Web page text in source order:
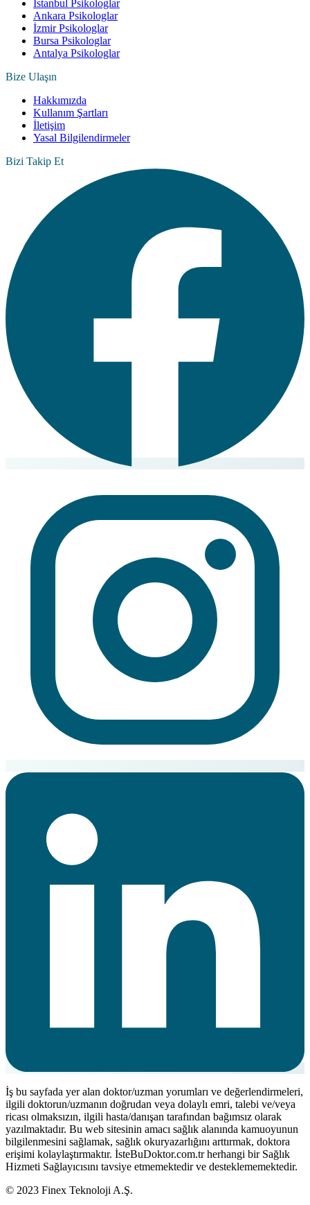
İstanbul Psikologlar
Ankara Psikologlar
İzmir Psikologlar
Bursa Psikologlar
Antalya Psikologlar
Bize Ulaşın
Hakkımızda
Kullanım Şartları
İletişim
Yasal Bilgilendirmeler
Bizi Takip Et
İş bu sayfada yer alan doktor/uzman yorumları ve değerlendirmeleri,
ilgili doktorun/uzmanın doğrudan veya dolaylı emri, talebi ve/veya
ricası olmaksızın, ilgili hasta/danışan tarafından bağımsız olarak
yazılmaktadır. Bu web sitesinin amacı sağlık alanında kamuoyunun
bilgilenmesini sağlamak, sağlık okuryazarlığını arttırmak, doktora
erişimi kolaylaştırmaktır. İsteBuDoktor.com.tr herhangi bir Sağlık
Hizmeti Sağlayıcısını tavsiye etmemektedir ve desteklememektedir.
© 2023 Finex Teknoloji A.Ş.